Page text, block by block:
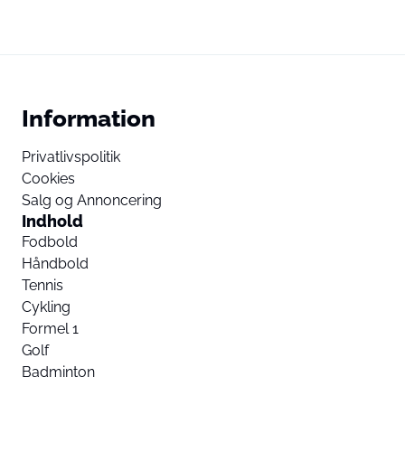
Information
Privatlivspolitik
Cookies
Salg og Annoncering
Indhold
Fodbold
Håndbold
Tennis
Cykling
Formel 1
Golf
Badminton